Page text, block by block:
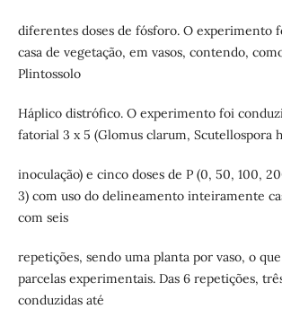
diferentes doses de fósforo. O experimento
casa de vegetação, em vasos, contendo,
Plintossolo
Háplico distrófico. O experimento foi
fatorial 3 x 5 (Glomus clarum, Scutellospora
inoculação) e cinco doses de P (0, 50, 100,
3) com uso do delineamento inteiramente
com seis
repetições, sendo uma planta por vaso, o
parcelas experimentais. Das 6 repetições,
conduzidas até